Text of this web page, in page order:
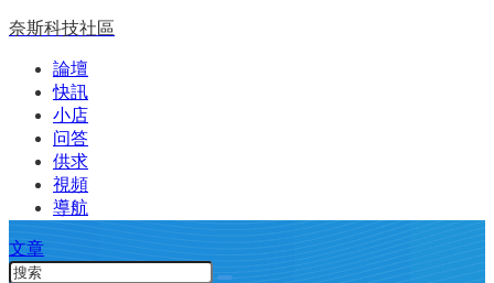
奈斯科技社區
論壇
快訊
小店
问答
供求
視頻
導航
文章